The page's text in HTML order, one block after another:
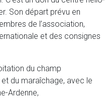
Son départ prévu en
de l’association,
et des consignes
du champ
du maraîchage, avec le
Ardenne,